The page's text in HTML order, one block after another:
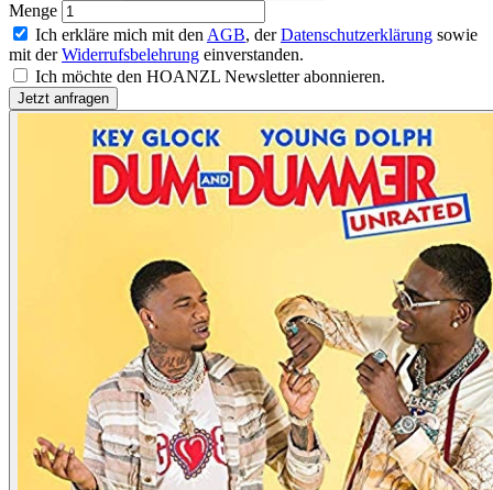
Menge
Ich erkläre mich mit den AGB, derDatenschutzerklärung sowie
mit derWiderrufsbelehrung einverstanden.
Ich möchte den HOANZL Newsletter abonnieren.